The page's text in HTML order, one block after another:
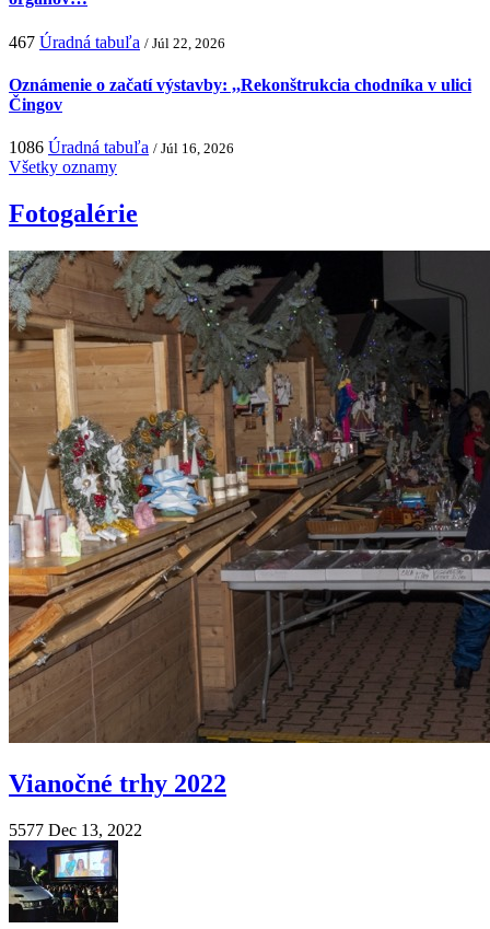
467 Úradná tabuľa / Júl 22, 2026
Oznámenie o začatí výstavby: ,,Rekonštrukcia chodníka v ulici
Čingov
1086 Úradná tabuľa / Júl 16, 2026
Všetky oznamy
Fotogalérie
Vianočné trhy 2022
5577 Dec 13, 2022